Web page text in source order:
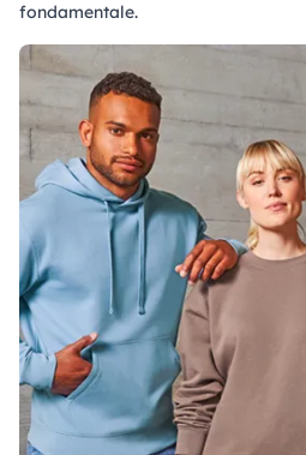
fondamentale.